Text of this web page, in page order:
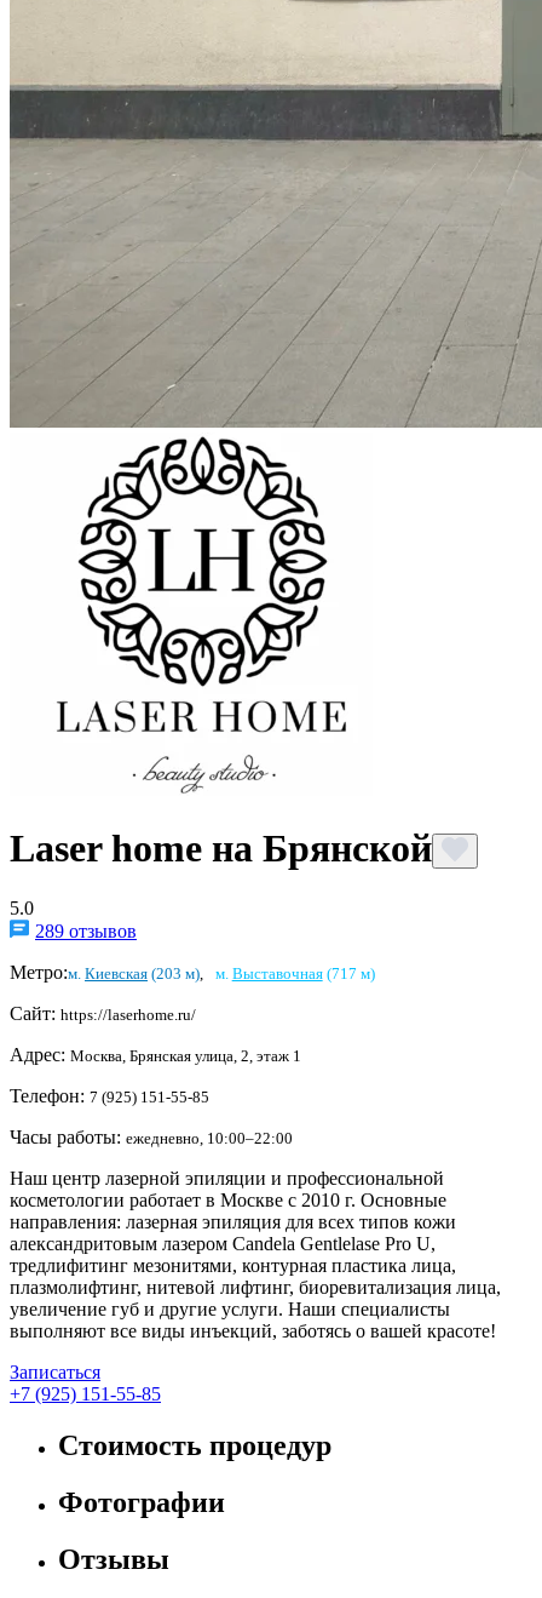
Laser home на Брянской
5.0
289 отзывов
Метро:м. Киевская (203 м) м. Выставочная(717 м)
Сайт: https://laserhome.ru/
Адрес: Москва, Брянская улица, 2, этаж 1
Телефон: 7 (925) 151-55-85
Часы работы: ежедневно, 10:00–22:00
Наш центр лазерной эпиляции и профессиональной
косметологии работает в Москве с 2010 г. Основные
направления: лазерная эпиляция для всех типов кожи
александритовым лазером Candela Gentlelase Pro U,
тредлифитинг мезонитями, контурная пластика лица,
плазмолифтинг, нитевой лифтинг, биоревитализация лица,
увеличение губ и другие услуги. Наши специалисты
выполняют все виды инъекций, заботясь о вашей красоте!
Записаться
+7 (925) 151-55-85
Стоимость процедур
Фотографии
Отзывы